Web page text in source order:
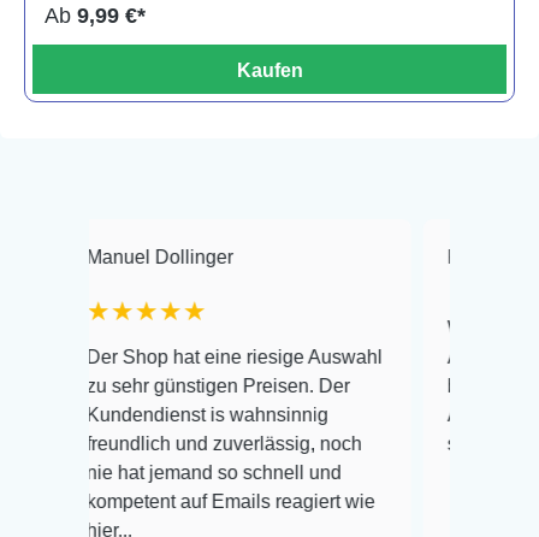
Ab 9,99 €*
Kaufen
Manuel Dollinger
★★★★★
Der Shop hat eine riesige Auswahl
zu sehr günstigen Preisen. Der
Kundendienst is wahnsinnig
freundlich und zuverlässig, noch
nie hat jemand so schnell und
kompetent auf Emails reagiert wie
Warenanlieferung
Auswahl plus
Alles ist quick
super Zustand.